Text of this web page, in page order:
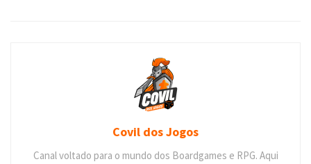
Covil dos Jogos
Canal voltado para o mundo dos Boardgames e RPG. Aqui